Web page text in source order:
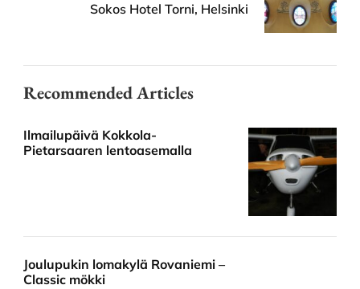
Sokos Hotel Torni, Helsinki
Recommended Articles
Ilmailupäivä Kokkola-
Pietarsaaren lentoasemalla
Joulupukin lomakylä Rovaniemi –
Classic mökki